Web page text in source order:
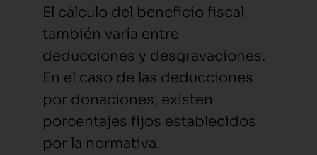
El cálculo del beneficio fiscal
también varía entre
deducciones y desgravaciones.
En el caso de las deducciones
por donaciones, existen
porcentajes fijos establecidos
por la normativa.